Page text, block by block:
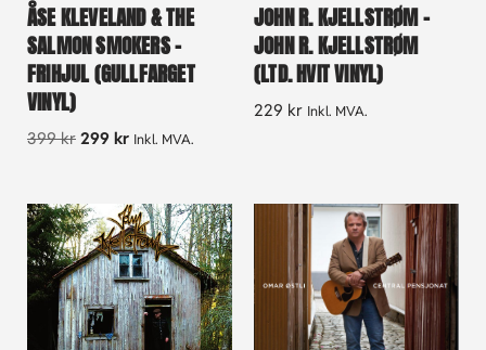
ÅSE KLEVELAND & THE
SALMON SMOKERS –
FRIHJUL (GULLFARGET
VINYL)
399kr 299 kr Inkl. MVA.
JOHN R. KJELLSTRØM –
JOHN R. KJELLSTRØM
(LTD. HVIT VINYL)
229 kr Inkl. MVA.